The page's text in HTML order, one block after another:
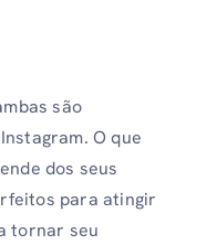
são
O que
dos seus
para atingir
tornar seu